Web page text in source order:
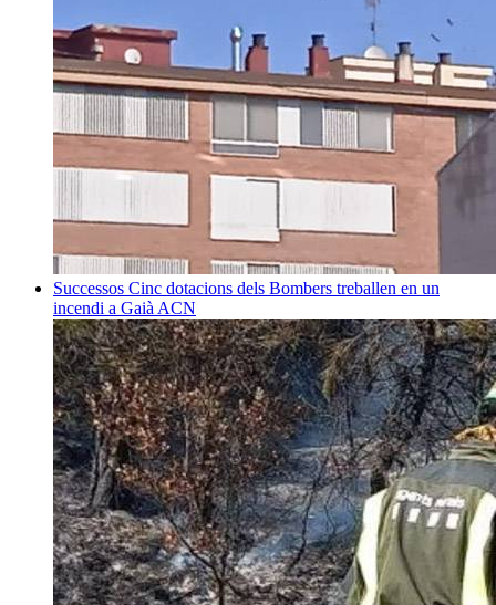
Successos Cinc dotacions dels Bombers treballen en un
incendi a Gaià ACN